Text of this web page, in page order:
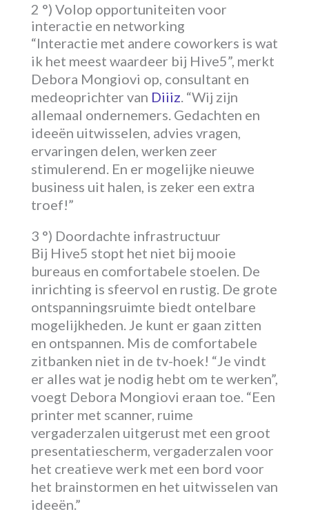
2 °) Volop opportuniteiten voor
interactie en networking
“Interactie met andere coworkers is wat
ik het meest waardeer bij Hive5”, merkt
Debora Mongiovi op, consultant en
medeoprichter van Diiiz. “Wij zijn
allemaal ondernemers. Gedachten en
ideeën uitwisselen, advies vragen,
ervaringen delen, werken zeer
stimulerend. En er mogelijke nieuwe
business uit halen, is zeker een extra
troef!”
3 °) Doordachte infrastructuur
Bij Hive5 stopt het niet bij mooie
bureaus en comfortabele stoelen. De
inrichting is sfeervol en rustig. De grote
ontspanningsruimte biedt ontelbare
mogelijkheden. Je kunt er gaan zitten
en ontspannen. Mis de comfortabele
zitbanken niet in de tv-hoek! “Je vindt
er alles wat je nodig hebt om te werken”,
voegt Debora Mongiovi eraan toe. “Een
printer met scanner, ruime
vergaderzalen uitgerust met een groot
presentatiescherm, vergaderzalen voor
het creatieve werk met een bord voor
het brainstormen en het uitwisselen van
ideeën.”